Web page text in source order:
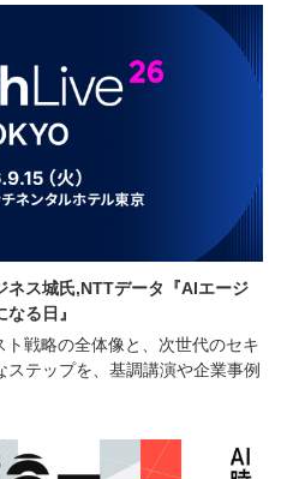
ネス城氏,NTTデータ『AIエージ
る日』
戦略の全体像と、次世代のセキ
ステップを、基調講演や企業事例